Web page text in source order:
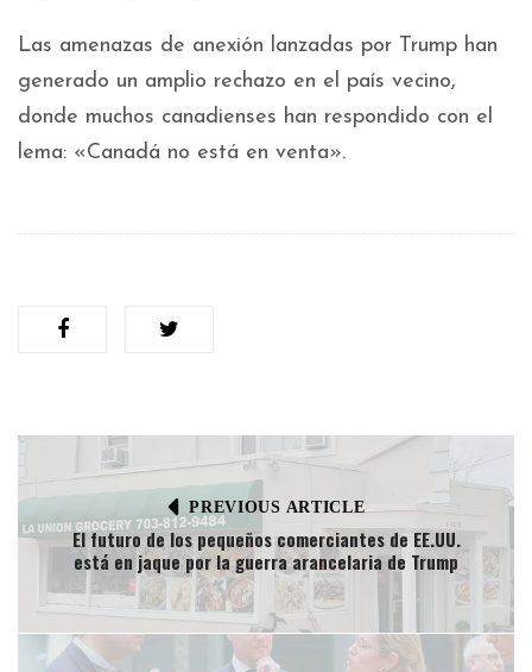
Las amenazas de anexión lanzadas por Trump han
generado un amplio rechazo en el país vecino,
donde muchos canadienses han respondido con el
lema: «Canadá no está en venta».
PREVIOUS ARTICLE
El futuro de los pequeños comerciantes de EE.UU.
está en jaque por la guerra arancelaria de Trump